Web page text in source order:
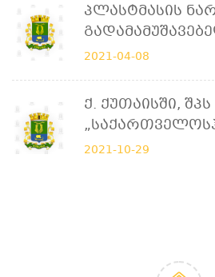
Პლასტმასის
2021-04-08
Ქ. Ქუთაისში, Შპს
2021-10-29